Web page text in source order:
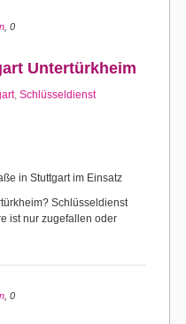
, 0
Untertürkheim
, Schlüsseldienst
in Stuttgart im Einsatz
Schlüsseldienst
ist nur zugefallen oder
, 0